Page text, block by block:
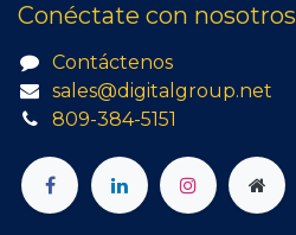
Conéctate con nosotros
Contáctenos
sales@digitalgroup.net
809-384-5151